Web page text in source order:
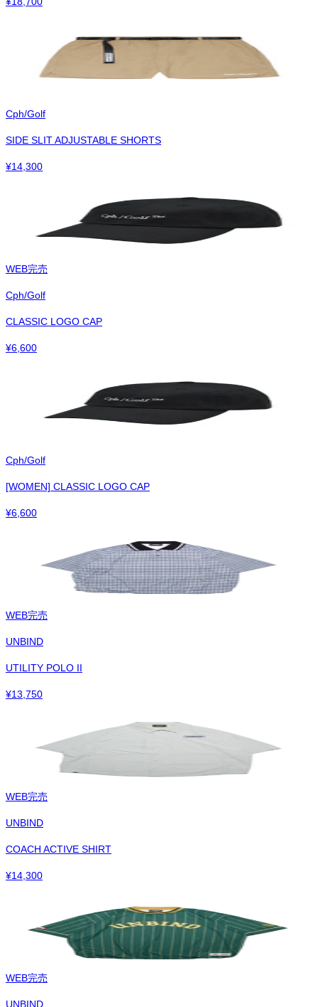
Cph/Golf
SIDE SLIT ADJUSTABLE SHORTS
¥14,300
WEB完売
Cph/Golf
CLASSIC LOGO CAP
¥6,600
Cph/Golf
[WOMEN] CLASSIC LOGO CAP
¥6,600
WEB完売
UNBIND
UTILITY POLO II
¥13,750
WEB完売
UNBIND
COACH ACTIVE SHIRT
¥14,300
WEB完売
UNBIND